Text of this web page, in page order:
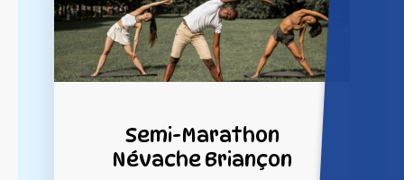
Semi-Marathon
Névache Briançon